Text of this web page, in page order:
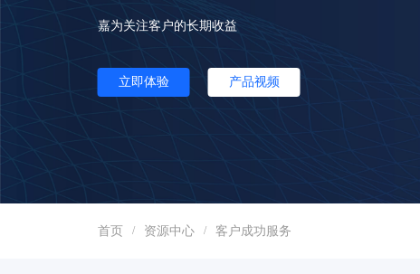
嘉为关注客户的长期收益
立即体验 产品视频
首页 / 资源中心 / 客户成功服务